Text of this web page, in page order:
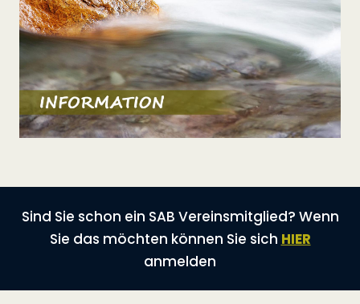
Sind Sie schon ein SAB Vereinsmitglied? Wenn
Sie das möchten können Sie sich HIER
anmelden